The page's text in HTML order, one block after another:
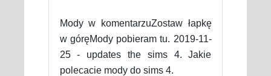
Mody w komentarzuZostaw łapkę
w góręMody pobieram tu. 2019-11-
25 - updates the sims 4. Jakie
polecacie mody do sims 4.